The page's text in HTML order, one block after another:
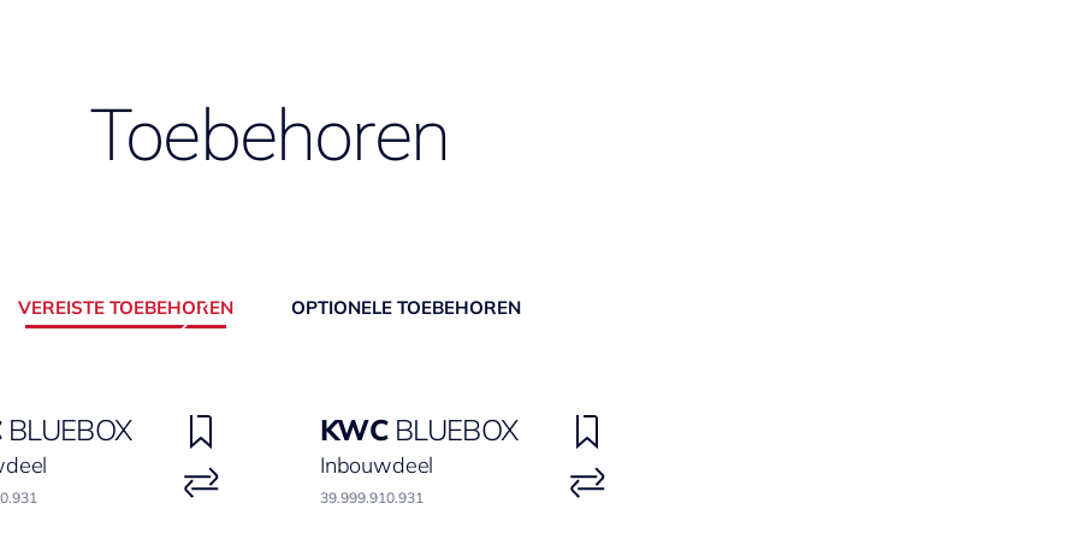
Toebehoren
VEREISTE TOEBEHOREN OPTIONELE TOEBEHOREN
BLUEBOX KWC BLUEBOX
Inbouwdeel
39.999.910.931